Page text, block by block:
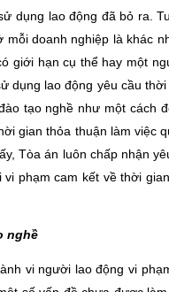
dụng lao động đã bỏ ra.
doanh nghiệp là khác
giới hạn cụ thể hay một
lao động yêu cầu
tạo nghề như một cách
gian thỏa thuận làm việc
Tòa án luôn chấp nhận
phạm cam kết về thời
nghề
vi người lao động vi